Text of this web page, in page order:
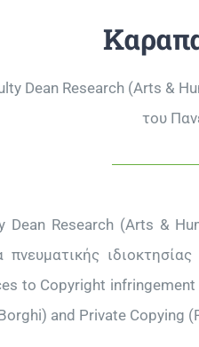
Dean Research (Arts &
του
Research (Arts &
to Copyright
and Private Copying